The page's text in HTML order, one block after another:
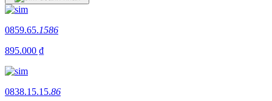
0859.65.1586
895.000 ₫
0838.15.15.86